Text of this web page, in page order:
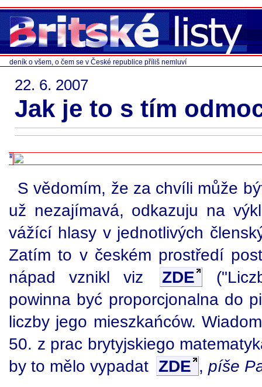
deník o všem, o čem se v České republice příliš nemluví
22. 6. 2007
Jak je to s tím
S vědomím, že za chvíli může
už nezajímavá, odkazuju na
vážící hlasy v jednotlivých
Zatím to v českém prostředí
nápad vznikl viz
ZDE
powinna być proporcjonalna do
liczby jego mieszkańców.
50. z prac brytyjskiego
by to mělo vypadat ZDE , píše